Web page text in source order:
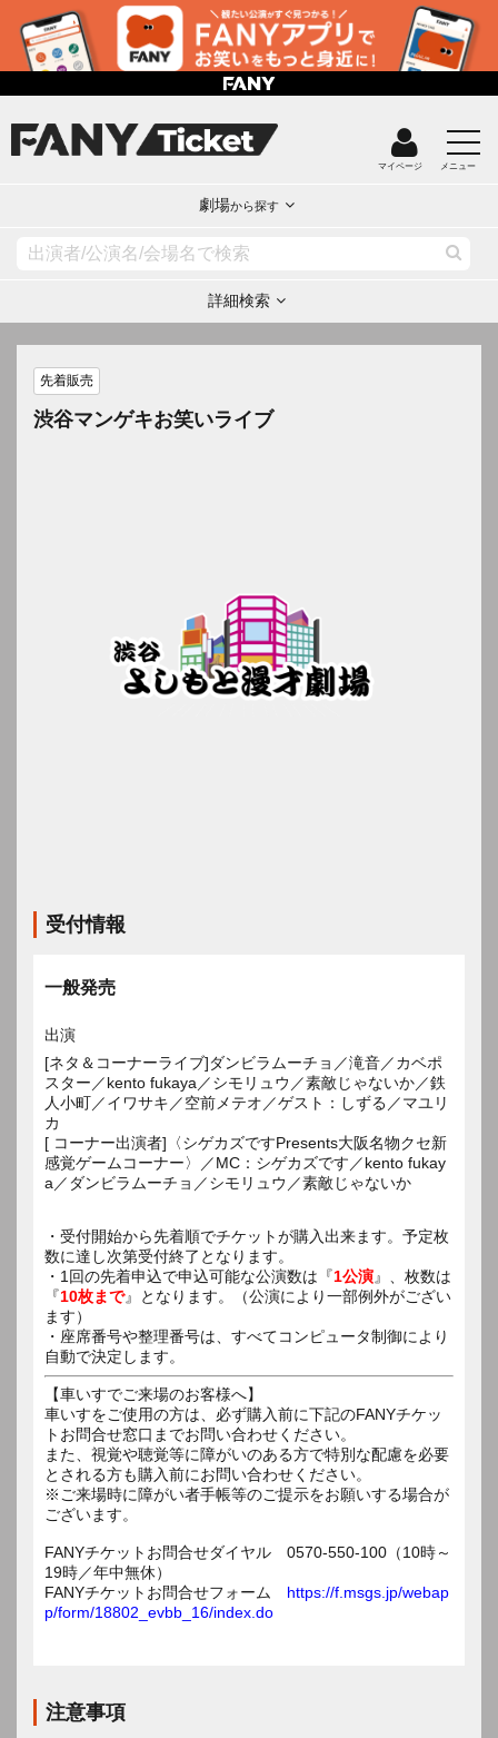
マイページ メニュー
劇場から探す
詳細検索
先着販売
渋谷マンゲキお笑いライブ
受付情報
一般発売
出演
[ネタ＆コーナーライブ]ダンビラムーチョ／滝音／カベポ
スター／kento fukaya／シモリュウ／素敵じゃないか／鉄
人小町／イワサキ／空前メテオ／ゲスト：しずる／マユリ
カ
[ コーナー出演者]〈シゲカズですPresents大阪名物クセ新
感覚ゲームコーナー〉／MC：シゲカズです／kento fukay
a／ダンビラムーチョ／シモリュウ／素敵じゃないか
・受付開始から先着順でチケットが購入出来ます。予定枚
数に達し次第受付終了となります。
・1回の先着申込で申込可能な公演数は『1公演』、枚数は
『10枚まで』となります。（公演により一部例外がござい
ます）
・座席番号や整理番号は、すべてコンピュータ制御により
自動で決定します。
【車いすでご来場のお客様へ】
車いすをご使用の方は、必ず購入前に下記のFANYチケッ
トお問合せ窓口までお問い合わせください。
また、視覚や聴覚等に障がいのある方で特別な配慮を必要
とされる方も購入前にお問い合わせください。
※ご来場時に障がい者手帳等のご提示をお願いする場合が
ございます。
FANYチケットお問合せダイヤル 0570-550-100（10時～
19時／年中無休）
FANYチケットお問合せフォーム https://f.msgs.jp/webap
p/form/18802_evbb_16/index.do
注意事項